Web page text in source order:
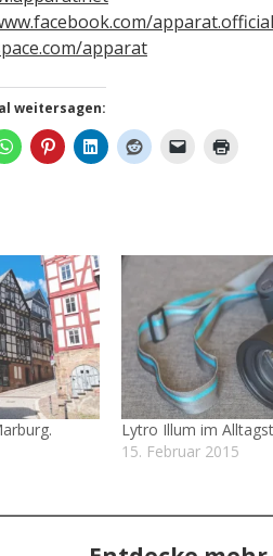
apparat.official
apparat
weitersagen:
Lytro Illum im
15. Februar 2015